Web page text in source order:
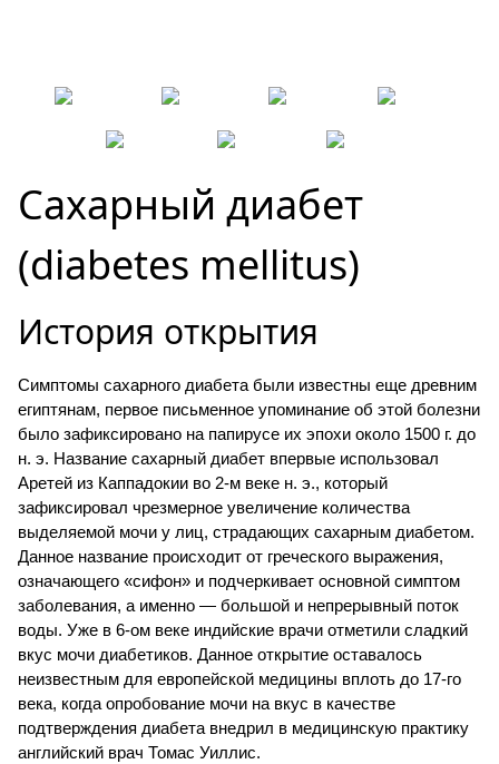
Сахарный диабет
(diabetes mellitus)
История открытия
Симптомы сахарного диабета были известны еще древним
египтянам, первое письменное упоминание об этой болезни
было зафиксировано на папирусе их эпохи около 1500 г. до
н. э. Название сахарный диабет впервые использовал
Аретей из Каппадокии во 2-м веке н. э., который
зафиксировал чрезмерное увеличение количества
выделяемой мочи у лиц, страдающих сахарным диабетом.
Данное название происходит от греческого выражения,
означающего «сифон» и подчеркивает основной симптом
заболевания, а именно — большой и непрерывный поток
воды. Уже в 6-ом веке индийские врачи отметили сладкий
вкус мочи диабетиков. Данное открытие оставалось
неизвестным для европейской медицины вплоть до 17-го
века, когда опробование мочи на вкус в качестве
подтверждения диабета внедрил в медицинскую практику
английский врач Томас Уиллис.